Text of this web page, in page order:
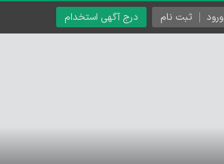
درج آگهی استخدام ورود ثبت نام